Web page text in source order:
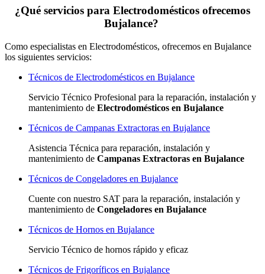
¿Qué servicios para Electrodomésticos ofrecemos
Bujalance?
Como especialistas en Electrodomésticos, ofrecemos en Bujalance
los siguientes servicios:
Técnicos de Electrodomésticos en Bujalance
Servicio Técnico Profesional para la reparación, instalación y
mantenimiento de Electrodomésticos en Bujalance
Técnicos de Campanas Extractoras en Bujalance
Asistencia Técnica para reparación, instalación y
mantenimiento de Campanas Extractoras en Bujalance
Técnicos de Congeladores en Bujalance
Cuente con nuestro SAT para la reparación, instalación y
mantenimiento de Congeladores en Bujalance
Técnicos de Hornos en Bujalance
Servicio Técnico de hornos rápido y eficaz
Técnicos de Frigoríficos en Bujalance